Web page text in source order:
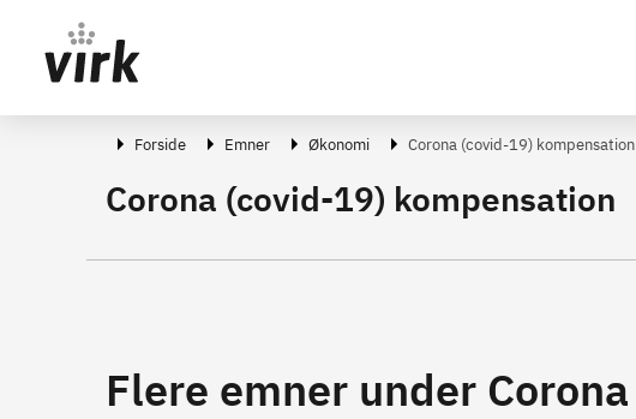
Forside Emner Økonomi Corona (covid-19) kompensation
Corona (covid-19) kompensation
Flere emner under